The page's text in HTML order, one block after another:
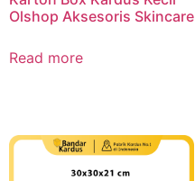
Olshop Aksesoris Skincare
Read more